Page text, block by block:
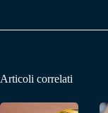
Articoli correlati